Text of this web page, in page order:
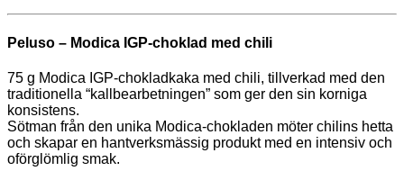
Peluso – Modica IGP-choklad med chili
75 g Modica IGP-chokladkaka med chili, tillverkad med den
traditionella “kallbearbetningen” som ger den sin korniga
konsistens.
Sötman från den unika Modica-chokladen möter chilins hetta
och skapar en hantverksmässig produkt med en intensiv och
oförglömlig smak.